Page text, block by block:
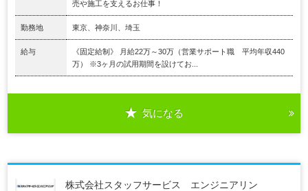
売や施⼯を⽀えるお仕事！
勤務地 東京、神奈川、埼玉
給与
《固定給制》 月給22万～30万（営業サポート職 平均年収440
万） ※3ヶ⽉の試⽤期間を設けてお...
気になる
株式会社スタッフサービス エンジニアリン